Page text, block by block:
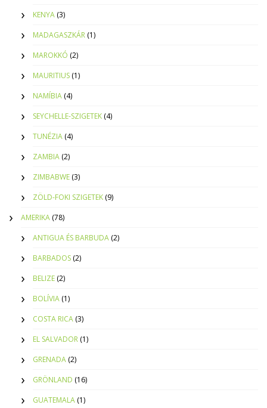
KENYA (3)
MADAGASZKÁR (1)
MAROKKÓ (2)
MAURITIUS (1)
NAMÍBIA (4)
SEYCHELLE-SZIGETEK (4)
TUNÉZIA (4)
ZAMBIA (2)
ZIMBABWE (3)
ZÖLD-FOKI SZIGETEK (9)
AMERIKA (78)
ANTIGUA ÉS BARBUDA (2)
BARBADOS (2)
BELIZE (2)
BOLÍVIA (1)
COSTA RICA (3)
EL SALVADOR (1)
GRENADA (2)
GRÖNLAND (16)
GUATEMALA (1)